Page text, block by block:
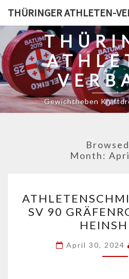
content
THÜRINGER ATHLETEN-
Gewichtheben
Month:
VS.
SV
90
SV 90
April 30, 2024